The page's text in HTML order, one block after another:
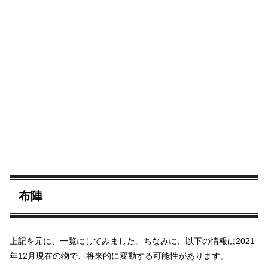
布陣
上記を元に、一覧にしてみました。ちなみに、以下の情報は2021
年12月現在の物で、将来的に変動する可能性があります。